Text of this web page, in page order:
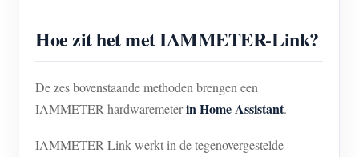
Hoe zit het met IAMMETER-Link?
De zes bovenstaande methoden brengen een
IAMMETER-hardwaremeterin Home Assistant.
IAMMETER-Link werkt in de tegenovergestelde